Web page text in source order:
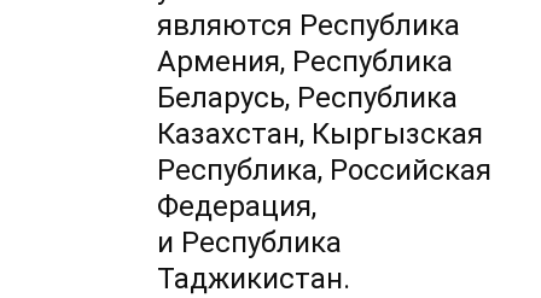
являются Республика
Армения, Республика
Беларусь, Республика
Казахстан, Кыргызская
Республика, Российская
Федерация,
и Республика
Таджикистан.